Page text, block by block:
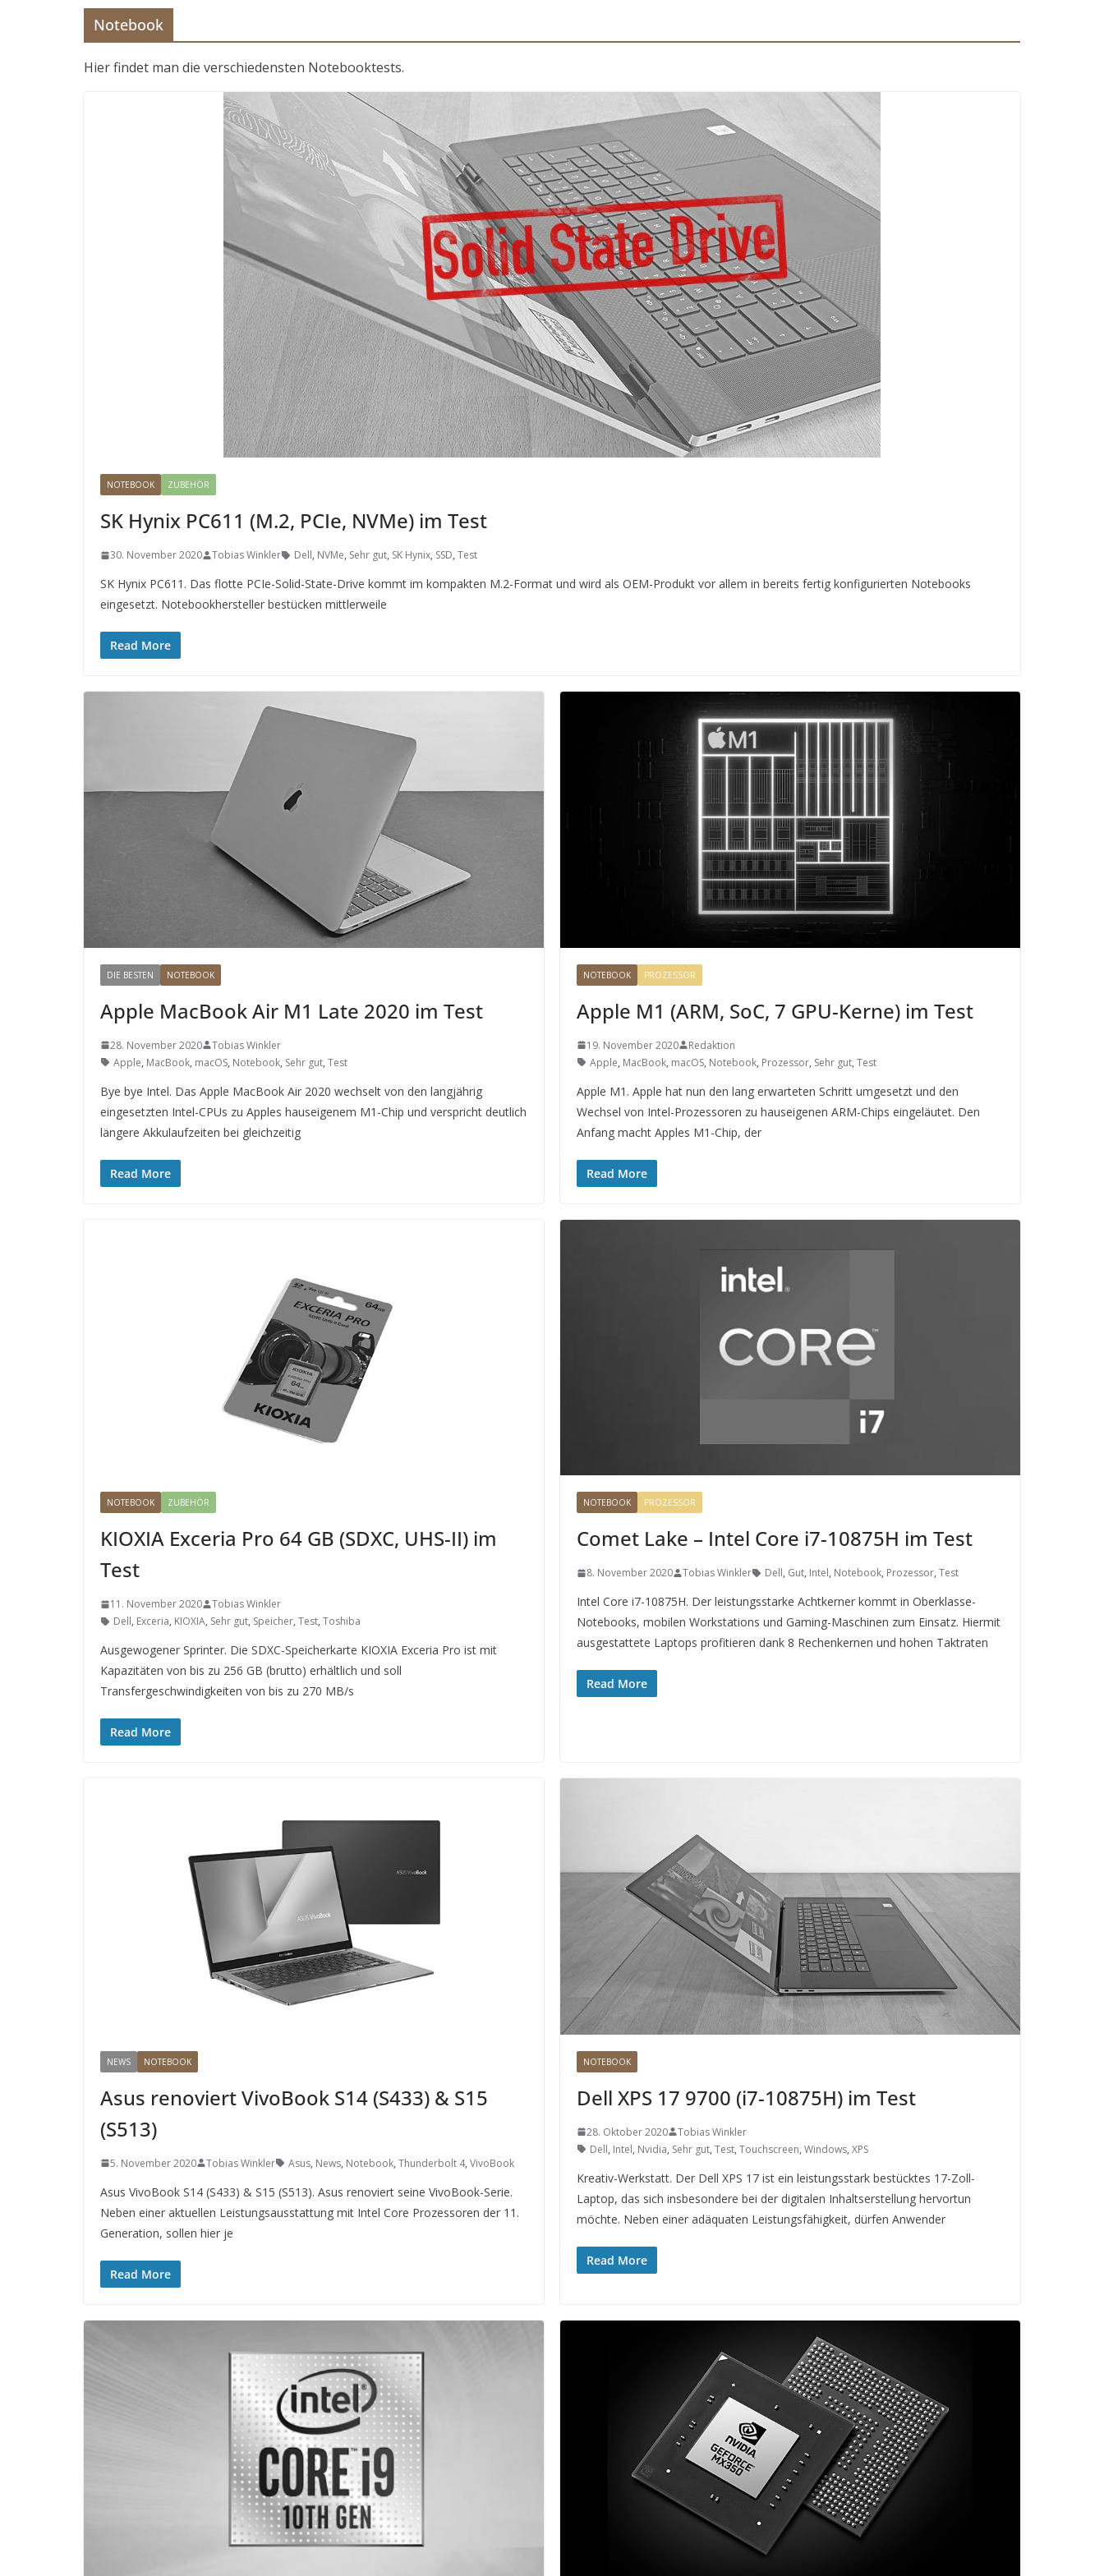
Notebook
Hier findet man die verschiedensten Notebooktests.
NOTEBOOK ZUBEHÖR
SK Hynix PC611 (M.2, PCIe, NVMe) im Test
30. November 2020 Tobias Winkler Dell, NVMe, Sehr gut, SK Hynix, SSD, Test
SK Hynix PC611. Das flotte PCIe-Solid-State-Drive kommt im kompakten M.2-Format und wird als OEM-Produkt vor allem in bereits fertig konfigurierten Notebooks
eingesetzt. Notebookhersteller bestücken mittlerweile
Read More
DIE BESTEN NOTEBOOK
Apple MacBook Air M1 Late 2020 im Test
28. November 2020
Tobias Winkler
Apple, MacBook, macOS, Notebook, Sehr gut, Test
Bye bye Intel. Das Apple MacBook Air 2020 wechselt von den langjährig
eingesetzten Intel-CPUs zu Apples hauseigenem M1-Chip und verspricht deutlich
längere Akkulaufzeiten bei gleichzeitig
Read More
NOTEBOOK PROZESSOR
Apple M1 (ARM, SoC, 7 GPU-Kerne) im Test
19. November 2020
Redaktion
Apple, MacBook, macOS, Notebook, Prozessor, Sehr gut, Test
Apple M1. Apple hat nun den lang erwarteten Schritt umgesetzt und den
Wechsel von Intel-Prozessoren zu hauseigenen ARM-Chips eingeläutet. Den
Anfang macht Apples M1-Chip, der
Read More
NOTEBOOK ZUBEHÖR
KIOXIA Exceria Pro 64 GB (SDXC, UHS-II) im
Test
11. November 2020
Tobias Winkler
Dell, Exceria, KIOXIA, Sehr gut, Speicher, Test, Toshiba
Ausgewogener Sprinter. Die SDXC-Speicherkarte KIOXIA Exceria Pro ist mit
Kapazitäten von bis zu 256 GB (brutto) erhältlich und soll
Transfergeschwindigkeiten von bis zu 270 MB/s
Read More
NOTEBOOK PROZESSOR
Comet Lake – Intel Core i7-10875H im Test
8. November 2020 Tobias Winkler Dell, Gut, Intel, Notebook, Prozessor, Test
Intel Core i7-10875H. Der leistungsstarke Achtkerner kommt in Oberklasse-
Notebooks, mobilen Workstations und Gaming-Maschinen zum Einsatz. Hiermit
ausgestattete Laptops profitieren dank 8 Rechenkernen und hohen Taktraten
Read More
NEWS NOTEBOOK
Asus renoviert VivoBook S14 (S433) & S15
(S513)
5. November 2020 Tobias Winkler Asus, News, Notebook, Thunderbolt 4, VivoBook
Asus VivoBook S14 (S433) & S15 (S513). Asus renoviert seine VivoBook-Serie.
Neben einer aktuellen Leistungsausstattung mit Intel Core Prozessoren der 11.
Generation, sollen hier je
Read More
NOTEBOOK
Dell XPS 17 9700 (i7-10875H) im Test
28. Oktober 2020
Tobias Winkler
Dell, Intel, Nvidia, Sehr gut, Test, Touchscreen, Windows, XPS
Kreativ-Werkstatt. Der Dell XPS 17 ist ein leistungsstark bestücktes 17-Zoll-
Laptop, das sich insbesondere bei der digitalen Inhaltserstellung hervortun
möchte. Neben einer adäquaten Leistungsfähigkeit, dürfen Anwender
Read More